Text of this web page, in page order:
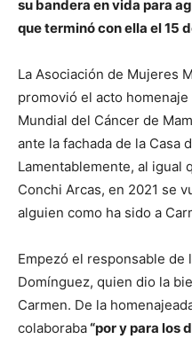
su bandera en vida para
que terminó con ella el 15
La Asociación de Mujeres
promovió el acto
Mundial del Cáncer de
ante la fachada de la Casa
Lamentablemente, al igual
Conchi Arcas, en 2021 se
alguien como ha sido a
Empezó el responsable de
Domínguez, quien dio la
Carmen. De la
colaboraba“por y para los